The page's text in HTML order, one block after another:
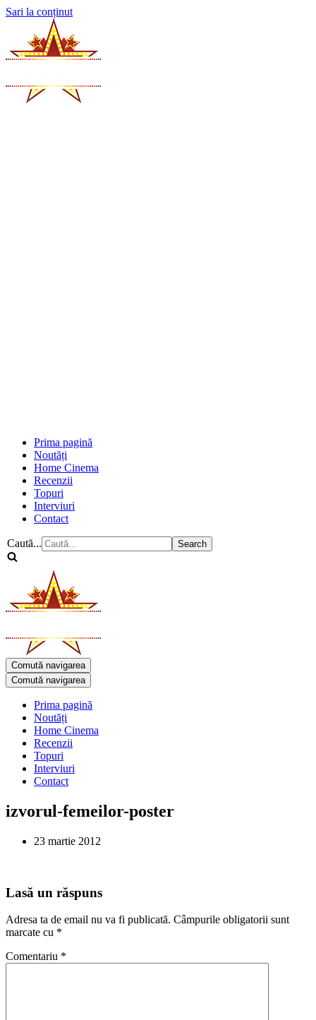
Sari la conținut
Prima pagină
Noutăți
Home Cinema
Recenzii
Topuri
Interviuri
Contact
Caută...
Comută navigarea
Comută navigarea
Prima pagină
Noutăți
Home Cinema
Recenzii
Topuri
Interviuri
Contact
izvorul-femeilor-poster
23 martie 2012
Lasă un răspuns
Adresa ta de email nu va fi publicată. Câmpurile obligatorii sunt
marcate cu *
Comentariu *